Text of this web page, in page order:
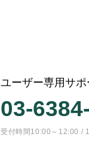
ユーザー専用サポ
03-
受付時間10:00～12:00 /